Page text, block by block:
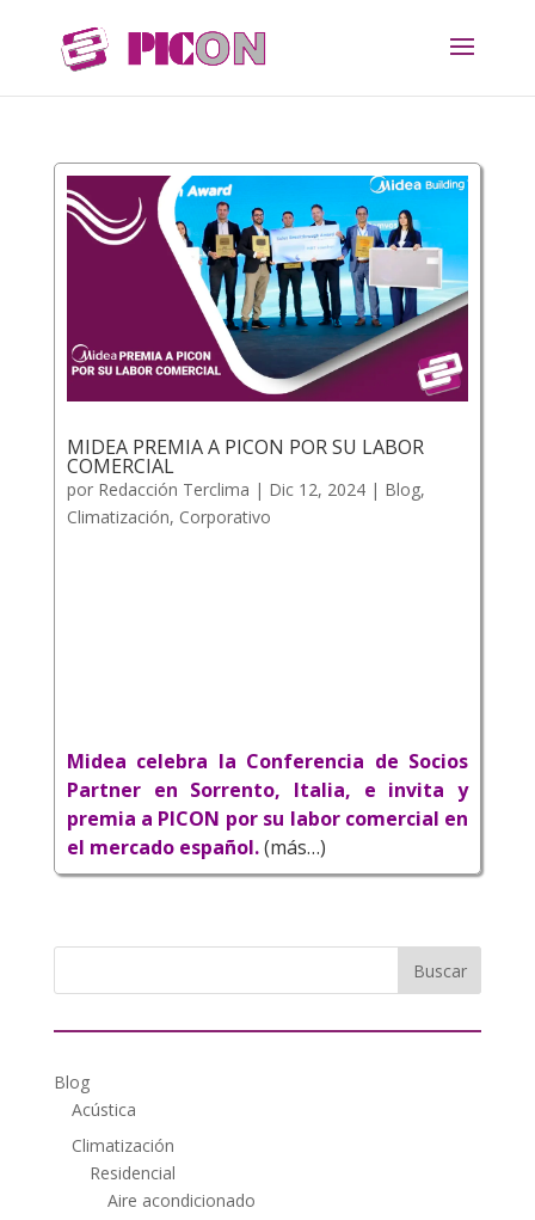
MIDEA PREMIA A PICON POR SU LABOR
COMERCIAL
por Redacción Terclima | Dic 12, 2024| Blog,
Climatización, Corporativo
Midea celebra la Conferencia de Socios
Partner en Sorrento, Italia, e invita y
premia a PICON por su labor comercial en
el mercado español.(más…)
Blog
Acústica
Climatización
Residencial
Aire acondicionado